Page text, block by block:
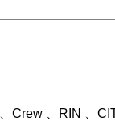
Crew、 RIN